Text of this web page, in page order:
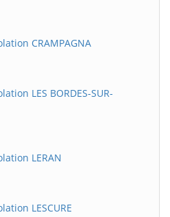
CRAMPAGNA
LES BORDES-SUR-
LERAN
LESCURE